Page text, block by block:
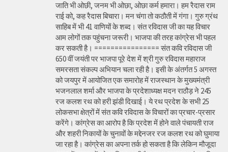
जाति भी ओछी, जनम भी ओछा, ओछा कर्म हमारा। हम रैदास राम
राई को, कह रैदास बिचारा। मन चंगा तो कठौती में गंगा। गुरु ग्रंथ
साहिब में भी 41 वाणियों के शब्द। संत रविदास जी का यह विचार
आम लोगों तक पहुंचना जरूरी। भाजपा की तरह कांग्रेस भी पहल
कर सकती है। ================ संत कवि रविदास जी
650 वीं जयंती पर भाजपा पूरे देश में श्री गुरु रविदास महाराज
समरसता संकल्प अभियान चला रही है। इसी के अंतर्गत 5 अगस्त
को जयपुर में आयोजित एक समारोह में राजस्थान के मुख्यमंत्री
भजनलाल शर्मा और भाजपा के प्रदेशाध्यक्ष मदन राठौड़ ने 245
रज कलश रथ को हरी झंडी दिखाई। ये रथ प्रदेश के सभी 25
लोकसभा क्षेत्रों में संत कवि रविदास के विचारों का प्रचार-प्रसार
करेंगे। कांग्रेस का आरोप है कि प्रदेश में होने वाले पंचायती राज
और शहरी निकायों के चुनावों के मद्देनजर रज कलश रथ को घुमाया
जा रहा है। कांग्रेस का अपना तर्क हो सकता है कि लेकिन मौजूदा